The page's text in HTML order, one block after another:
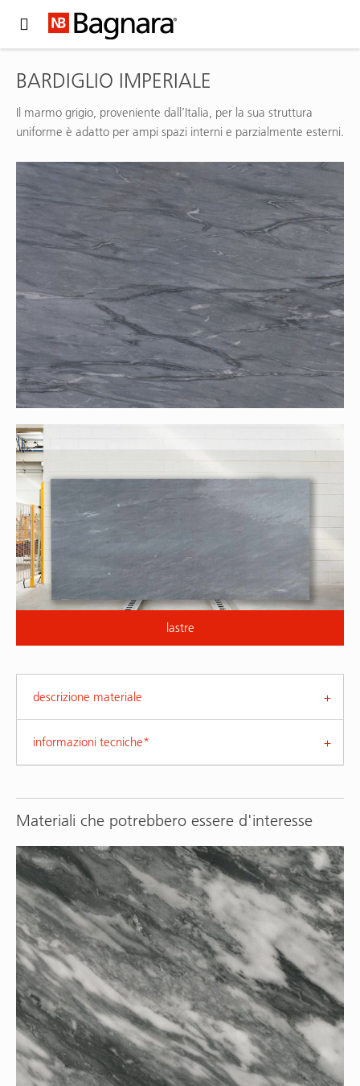
BARDIGLIO IMPERIALE
Il marmo grigio, proveniente dall’Italia, per la sua struttura
uniforme è adatto per ampi spazi interni e parzialmente esterni.
lastre
descrizione materiale
informazioni tecniche*
Materiali che potrebbero essere d'interesse